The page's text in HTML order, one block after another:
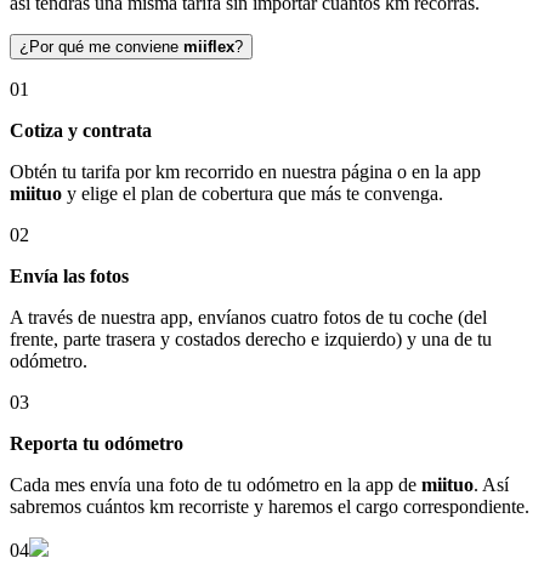
¿Por qué me conviene miiflex?
01
Cotiza y contrata
Obtén tu tarifa por km recorrido en nuestra página o en la app
miituo y elige el plan de cobertura que más te convenga.
02
Envía las fotos
A través de nuestra app, envíanos cuatro fotos de tu coche (del
frente, parte trasera y costados derecho e izquierdo) y una de tu
odómetro.
03
Reporta tu odómetro
Cada mes envía una foto de tu odómetro en la app de miituo. Así
sabremos cuántos km recorriste y haremos el cargo correspondiente.
04